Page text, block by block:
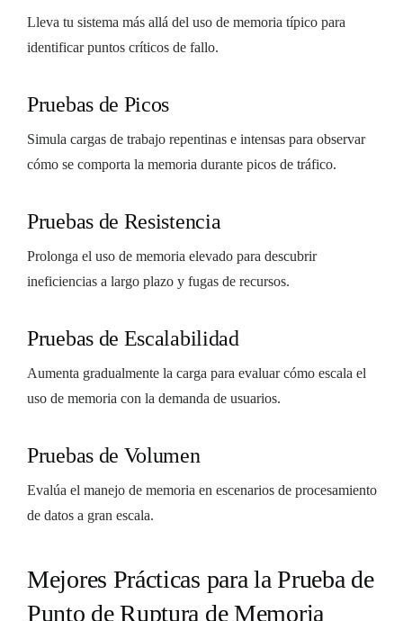
Lleva tu sistema más allá del uso de memoria típico para
identificar puntos críticos de fallo.
Pruebas de Picos
Simula cargas de trabajo repentinas e intensas para observar
cómo se comporta la memoria durante picos de tráfico.
Pruebas de Resistencia
Prolonga el uso de memoria elevado para descubrir
ineficiencias a largo plazo y fugas de recursos.
Pruebas de Escalabilidad
Aumenta gradualmente la carga para evaluar cómo escala el
uso de memoria con la demanda de usuarios.
Pruebas de Volumen
Evalúa el manejo de memoria en escenarios de procesamiento
de datos a gran escala.
Mejores Prácticas para la Prueba de
Punto de Ruptura de Memoria